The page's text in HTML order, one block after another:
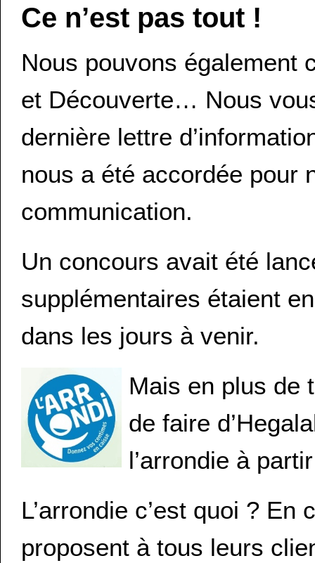
Ce n’est pas tout !
Nous pouvons également
et Découverte… Nous
dernière lettre
nous a été accordée pour
communication.
Un concours avait été
supplémentaires étaient
dans les jours à venir.
Mais en plus de
de faire
l’arrondie à
L’arrondie c’est quoi ?
proposent à tous leurs